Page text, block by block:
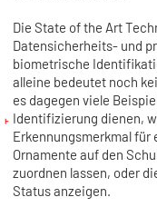
Die State of the Art
Datensicherheits- und
biometrische
alleine bedeutet noch
es dagegen viele
Identifizierung dienen,
Erkennungsmerkmal für
Ornamente auf den
zuordnen lassen, oder
Status anzeigen.